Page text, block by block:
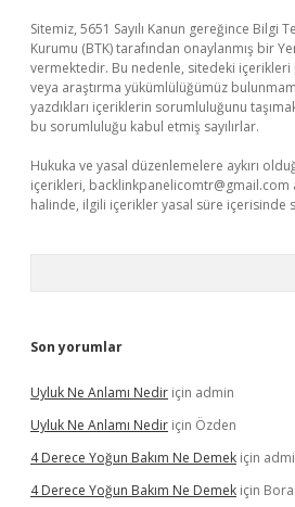
Sitemiz, 5651 Sayılı Kanun gereğince Bilgi
Kurumu (BTK) tarafından onaylanmış bir
vermektedir. Bu nedenle, sitedeki
veya araştırma yükümlülüğümüz
yazdıkları içeriklerin sorumluluğunu
bu sorumluluğu kabul etmiş sayılırlar.
Hukuka ve yasal düzenlemelere aykırı
içerikleri, backlinkpanelicomtr@gmail.com
halinde, ilgili içerikler yasal süre içerisinde
Son yorumlar
Uyluk Ne Anlamı Nedir için admin
Uyluk Ne Anlamı Nedir için Özden
4 Derece Yoğun Bakım Ne Demek için
4 Derece Yoğun Bakım Ne Demek için Bora